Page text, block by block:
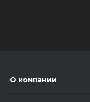
О компании